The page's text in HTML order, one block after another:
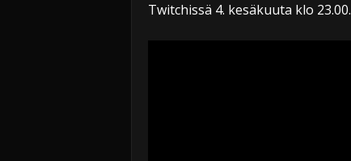
Twitchissä 4. kesäkuuta klo 23.00.